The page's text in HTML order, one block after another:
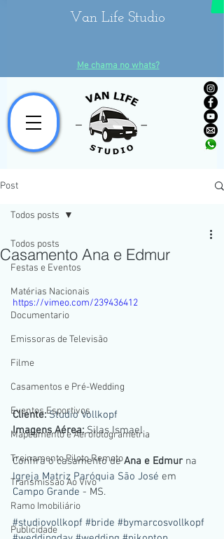
Van Life Studio
Me chama no whats?
Post
Todos posts
Festas e Eventos
Matérias Nacionais
Documentario
Emissoras de Televisão
Filme
Casamentos e Pré-Wedding
Eventos Esportivos
Mapeamento e Aerofotogrametria
Treinamento Piloto Remoto
Transmissão Ao Vivo
Ramo Imobiliário
Publicidade
Todos posts
Casamento Ana e Edmur
https://vimeo.com/239436412
Cliente: Studio Vollkopf
Imagens Aérea: Silas Ismael
Confira o casamento de Ana e Edmur na
Igreja Matriz Paróquia São José em
Campo Grande - MS.
#studiovollkopf #bride #bymarcosvollkopf